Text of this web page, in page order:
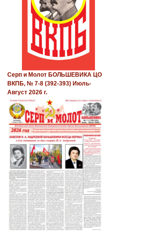
Серп и Молот БОЛЬШЕВИКА ЦО
ВКПБ, № 7-8 (392-393) Июль-
Август 2026 г.